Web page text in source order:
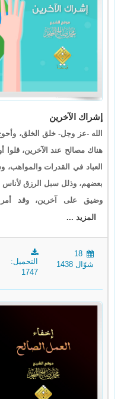
إشراك الآخرين
الله -عز وجل- خلق الخلق،
هناك مصالح عند الآخرين، قلوا
العباد في القدرات
بعضهم، وذلل سبل الرزق
وضيق على آخرين، وقد
المزيد ...
18
شوّال 1438
التحميل:
1747